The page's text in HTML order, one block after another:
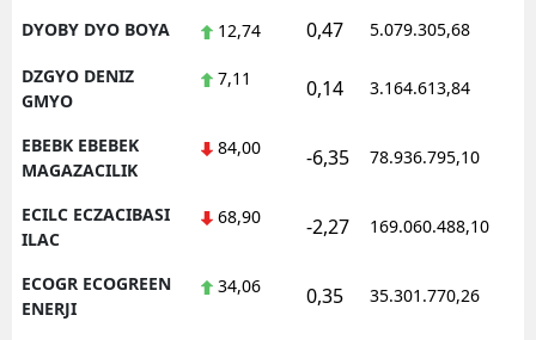
DYOBY DYO BOYA 12,74 0,47 5.079.305,68
DZGYO DENIZ
GMYO
7,11 0,14 3.164.613,84
EBEBK EBEBEK
MAGAZACILIK
84,00 -6,35 78.936.795,10
ECILC ECZACIBASI
ILAC
68,90 -2,27 169.060.488,10
ECOGR ECOGREEN
ENERJI
34,06 0,35 35.301.770,26